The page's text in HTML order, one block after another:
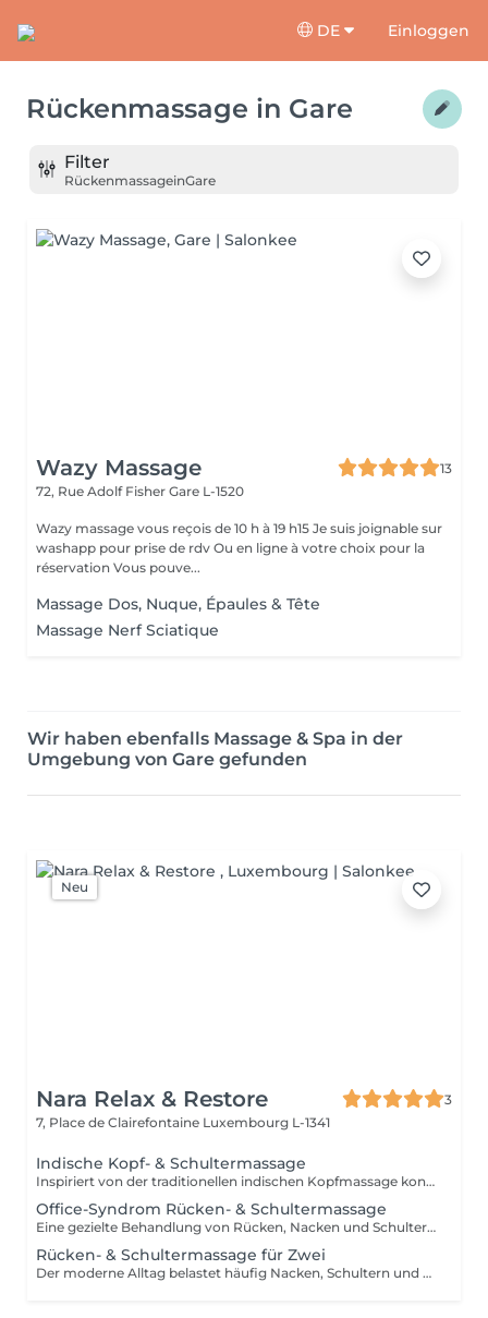
DE Einloggen
Rückenmassage in Gare
Filter
RückenmassageinGare
Wazy Massage
13
72, Rue Adolf Fisher Gare L-1520
Wazy massage vous reçois de 10 h à 19 h15 Je suis joignable sur
washapp pour prise de rdv Ou en ligne à votre choix pour la
réservation Vous pouve...
Massage Dos, Nuque, Épaules & Tête
Massage Nerf Sciatique
Wir haben ebenfalls Massage & Spa in der
Umgebung von Gare gefunden
Neu
Nara Relax & Restore
3
7, Place de Clairefontaine Luxembourg L-1341
Indische Kopf- & Schultermassage
Inspiriert von der traditionellen indischen Kopfmassage konzentriert sich diese wohltuende Behandlung auf Kopf, Nacken, Schultern, oberen Rücken und Arme. Hochwertiges Arganöl wird sanft in Kopfhaut und Haare einmassiert, während gezielte Massagetechniken Verspannungen lösen, den Geist beruhigen und Haar sowie Kopfhaut neue Vitalität verleihen.
Office-Syndrom Rücken- & Schultermassage
Eine gezielte Behandlung von Rücken, Nacken und Schultern mit einer Kombination aus Hand-, Daumen-, Unterarm- und Ellenbogentechniken. Ideal zur Linderung von Verspannungen, Muskelsteifheit und Beschwerden, die durch langes Sitzen, Bildschirmarbeit oder Alltagsstress entstehen. Die Behandlung hilft dabei, den Oberkörper zu lockern und die Beweglichkeit zu verbessern.
Rücken- & Schultermassage für Zwei
Der moderne Alltag belastet häufig Nacken, Schultern und oberen Rücken. Diese gezielte Behandlung nutzt verschiedene Massagetechniken, um Verspannungen zu lösen, Muskelsteifheit zu reduzieren und das Wohlbefinden im Oberkörper zu fördern. Die ideale Wahl für zwei Personen, die gemeinsam entspannen und dem Alltagsstress entfliehen möchten.